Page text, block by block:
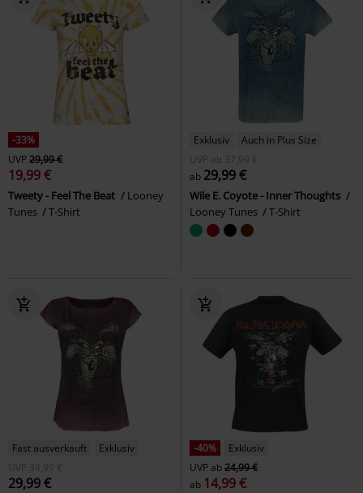
-33%
UVP29,99 €
19,99 €
Tweety - Feel The Beat
Looney
Tunes
T-Shirt
Exklusiv
Auch in Plus Size
UVP
ab
37,99 €
ab 29,99 €
Wile E. Coyote - Inner Thoughts
Looney Tunes
T-Shirt
Fast ausverkauft
Exklusiv
UVP
34,99 €
29,99 €
-40%
Exklusiv
UVPab24,99 €
ab 14,99 €